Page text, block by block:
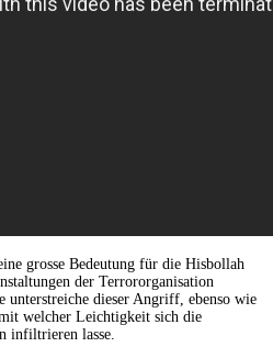
grosse Bedeutung für die Hisbollah
der Terrororganisation
unterstreiche dieser Angriff, ebenso wie
welcher Leichtigkeit sich die
infiltrieren lasse.